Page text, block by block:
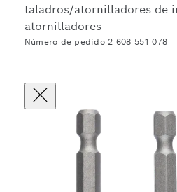
taladros/atornilladores de
atornilladores
Número de pedido 2 608 551 078